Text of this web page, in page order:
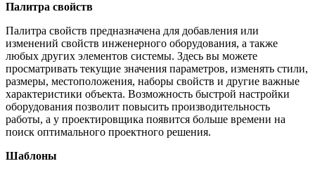
Палитра свойств
Палитра свойств предназначена для добавления или
изменений свойств инженерного оборудования, а также
любых других элементов системы. Здесь вы можете
просматривать текущие значения параметров, изменять стили,
размеры, местоположения, наборы свойств и другие важные
характеристики объекта. Возможность быстрой настройки
оборудования позволит повысить производительность
работы, а у проектировщика появится больше времени на
поиск оптимального проектного решения.
Шаблоны